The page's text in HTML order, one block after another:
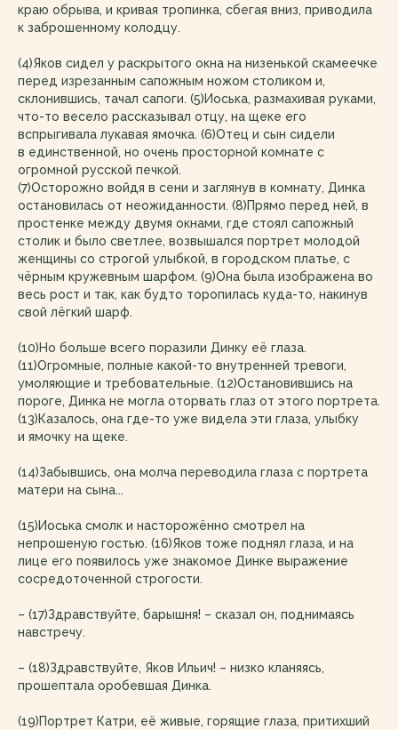
краю обрыва, и кривая тропинка, сбегая вниз, приводила
к заброшенному колодцу.
(4)Яков сидел у раскрытого окна на низенькой скамеечке
перед изрезанным сапожным ножом столиком и,
склонившись, тачал сапоги. (5)Иоська, размахивая руками,
что-то весело рассказывал отцу, на щеке его
вспрыгивала лукавая ямочка. (6)Отец и сын сидели
в единственной, но очень просторной комнате с
огромной русской печкой.
(7)Осторожно войдя в сени и заглянув в комнату, Динка
остановилась от неожиданности. (8)Прямо перед ней, в
простенке между двумя окнами, где стоял сапожный
столик и было светлее, возвышался портрет молодой
женщины со строгой улыбкой, в городском платье, с
чёрным кружевным шарфом. (9)Она была изображена во
весь рост и так, как будто торопилась куда-то, накинув
свой лёгкий шарф.
(10)Но больше всего поразили Динку её глаза.
(11)Огромные, полные какой-то внутренней тревоги,
умоляющие и требовательные. (12)Остановившись на
пороге, Динка не могла оторвать глаз от этого портрета.
(13)Казалось, она где-то уже видела эти глаза, улыбку
и ямочку на щеке.
(14)Забывшись, она молча переводила глаза с портрета
матери на сына...
(15)Иоська смолк и насторожённо смотрел на
непрошеную гостью. (16)Яков тоже поднял глаза, и на
лице его появилось уже знакомое Динке выражение
сосредоточенной строгости.
– (17)Здравствуйте, барышня! – сказал он, поднимаясь
навстречу.
– (18)Здравствуйте, Яков Ильич! – низко кланяясь,
прошептала оробевшая Динка.
(19)Портрет Катри, её живые, горящие глаза, притихший